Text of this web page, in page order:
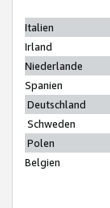
Italien
Irland
Niederlande
Spanien
Deutschland
Schweden
Polen
Belgien